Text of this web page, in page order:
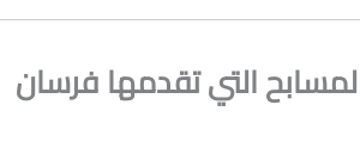
التي تقدمها فرسان